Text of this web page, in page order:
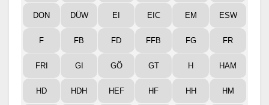
DON DÜW EI EIC EM ESW
F FB FD FFB FG FR
FRI GI GÖ GT H HAM
HD HDH HEF HF HH HM